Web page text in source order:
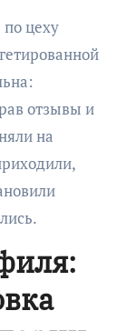
цеху
отзывы и
на